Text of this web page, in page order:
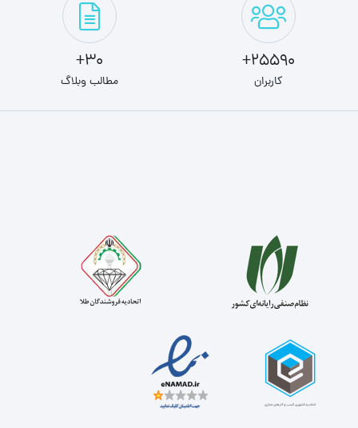
25590+
کاربران
30+
مطالب وبلاگ